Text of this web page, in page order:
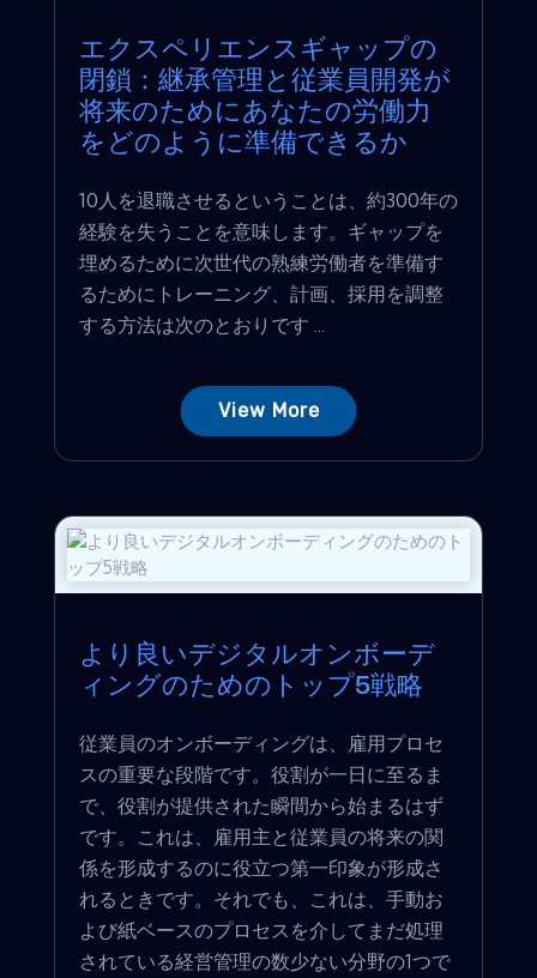
エクスペリエンスギャップの
閉鎖：継承管理と従業員開発が
将来のためにあなたの労働力
をどのように準備できるか
10人を退職させるということは、約300年の
経験を失うことを意味します。ギャップを
埋めるために次世代の熟練労働者を準備す
るためにトレーニング、計画、採用を調整
する方法は次のとおりです ...
View More
より良いデジタルオンボーデ
ィングのためのトップ5戦略
従業員のオンボーディングは、雇用プロセ
スの重要な段階です。役割が一日に至るま
で、役割が提供された瞬間から始まるはず
です。これは、雇用主と従業員の将来の関
係を形成するのに役立つ第一印象が形成さ
れるときです。それでも、これは、手動お
よび紙ベースのプロセスを介してまだ処理
されている経営管理の数少ない分野の1つで